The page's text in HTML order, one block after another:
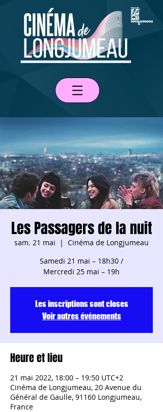
Les Passagers de la nuit
sam. 21 mai
  |
Cinéma de Longjumeau
Samedi 21 mai – 18h30 /
Les inscriptions sont closes
Voir autres événements
Heure et lieu
21 mai 2022, 18:00 – 19:50 UTC+2
Cinéma de Longjumeau, 20 Avenue du
Général de Gaulle, 91160 Longjumeau,
France